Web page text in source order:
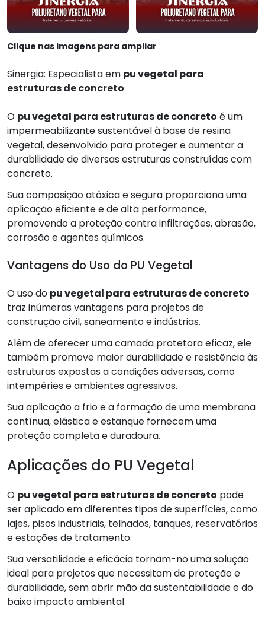
Clique nas imagens para ampliar
Sinergia: Especialista em pu vegetal para
estruturas de concreto
O pu vegetal para estruturas de concreto é um
impermeabilizante sustentável à base de resina
vegetal, desenvolvido para proteger e aumentar a
durabilidade de diversas estruturas construídas com
concreto.
Sua composição atóxica e segura proporciona uma
aplicação eficiente e de alta performance,
promovendo a proteção contra infiltrações, abrasão,
corrosão e agentes químicos.
Vantagens do Uso do PU Vegetal
O uso do pu vegetal para estruturas de concreto
traz inúmeras vantagens para projetos de
construção civil, saneamento e indústrias.
Além de oferecer uma camada protetora eficaz, ele
também promove maior durabilidade e resistência às
estruturas expostas a condições adversas, como
intempéries e ambientes agressivos.
Sua aplicação a frio e a formação de uma membrana
contínua, elástica e estanque fornecem uma
proteção completa e duradoura.
Aplicações do PU Vegetal
O pu vegetal para estruturas de concreto pode
ser aplicado em diferentes tipos de superfícies, como
lajes, pisos industriais, telhados, tanques, reservatórios
e estações de tratamento.
Sua versatilidade e eficácia tornam-no uma solução
ideal para projetos que necessitam de proteção e
durabilidade, sem abrir mão da sustentabilidade e do
baixo impacto ambiental.